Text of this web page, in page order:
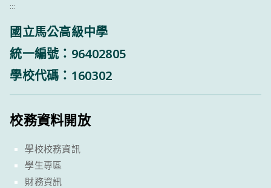
:::
國立馬公高級中學
統一編號：96402805
學校代碼：160302
校務資料開放
學校校務資訊
學生專區
財務資訊